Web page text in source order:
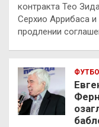
контракта Тео
Серхио Аррибаса
продлении